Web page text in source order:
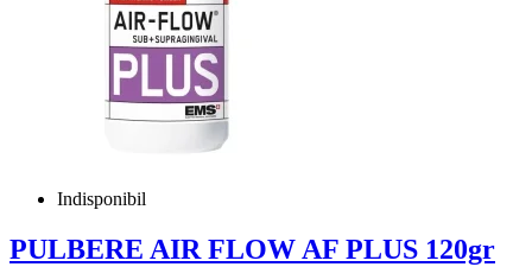
Indisponibil
PULBERE AIR FLOW AF PLUS 120gr